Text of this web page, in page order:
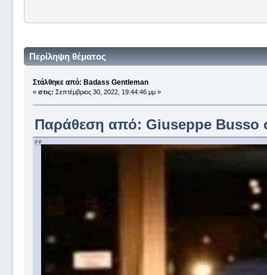
Περίληψη θέματος
Στάλθηκε από: Badass Gentleman
« στις: Σεπτέμβριος 30, 2022, 19:44:46 μμ »
Παράθεση από: Giuseppe Busso